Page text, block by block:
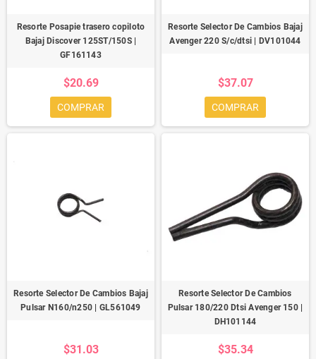
Resorte Posapie trasero copiloto
Bajaj Discover 125ST/150S |
GF161143
$20.69
COMPRAR
Resorte Selector De Cambios Bajaj
Avenger 220 S/c/dtsi | DV101044
$37.07
COMPRAR
Resorte Selector De Cambios Bajaj
Pulsar N160/n250 | GL561049
$31.03
Resorte Selector De Cambios
Pulsar 180/220 Dtsi Avenger 150 |
DH101144
$35.34